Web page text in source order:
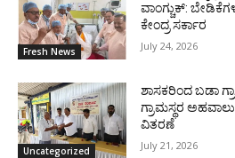
Fresh News
ವಾಂಗ್ಚುಕ್:
ಕೇಂದ್ರ ಸರ್ಕಾರ
July 24, 2026
Uncategorized
ಶಾಸಕರಿಂದ ಬಡಾ
ಗ್ರಾಮಸ್ಥರ
ವಿತರಣೆ
July 21, 2026